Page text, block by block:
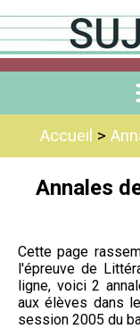
Accueil >
Annales
Cette page
l'épreuve de
ligne, voici 2
aux élèves dans
session 2005 du